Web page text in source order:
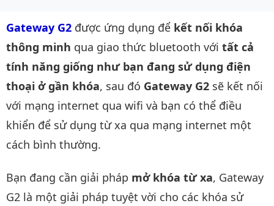
Gateway G2 được ứng dụng để kết nối khóa
thông minh qua giao thức bluetooth với tất cả
tính năng giống như bạn đang sử dụng điện
thoại ở gần khóa, sau đó Gateway G2 sẽ kết nối
với mạng internet qua wifi và bạn có thể điều
khiển để sử dụng từ xa qua mạng internet một
cách bình thường.
Bạn đang cần giải pháp mở khóa từ xa, Gateway
G2 là một giải pháp tuyệt vời cho các khóa sử